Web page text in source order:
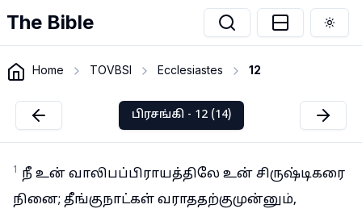
The Bible
Home TOVBSI Ecclesiastes 12
பிரசங்கி - 12 (14)
1 நீ உன் வாலிபப்பிராயத்திலே உன் சிருஷ்டிகரை
நினை; தீங்குநாட்கள் வராததற்குமுன்னும்,